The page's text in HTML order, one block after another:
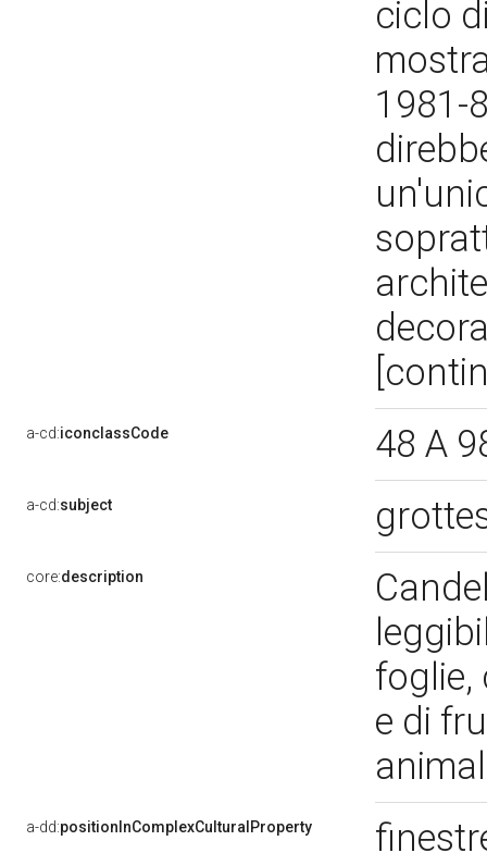
ciclo
1981-
a-cd:iconclassCode 48 A
a-cd:subject
core:description
foglie,
e di
a-dd:positionInComplexCulturalProperty